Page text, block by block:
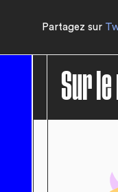
Partagez sur
Sur